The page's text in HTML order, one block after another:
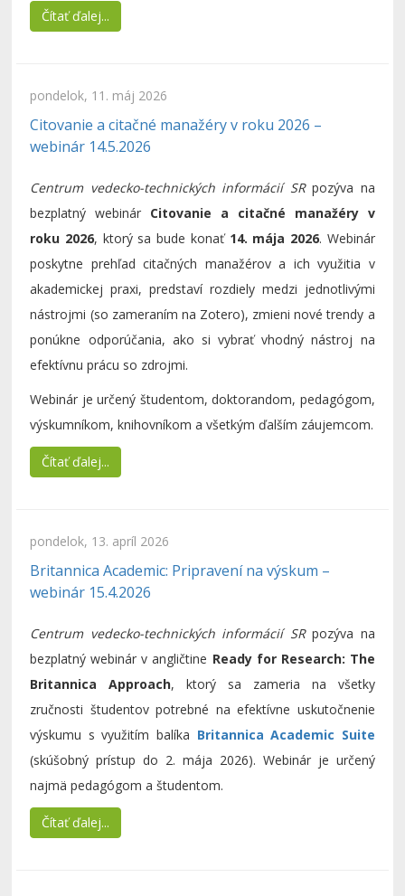
Čítať ďalej...
pondelok, 11. máj 2026
Citovanie a citačné manažéry v roku 2026 –
webinár 14.5.2026
Centrum vedecko-technických informácií SRpozýva na
bezplatný webinár Citovanie a citačné manažéry v
roku 2026, ktorý sa bude konať 14. mája 2026. Webinár
poskytne prehľad citačných manažérov a ich využitia v
akademickej praxi, predstaví rozdiely medzi jednotlivými
nástrojmi (so zameraním na Zotero), zmieni nové trendy a
ponúkne odporúčania, ako si vybrať vhodný nástroj na
efektívnu prácu so zdrojmi.
Webinár je určený študentom, doktorandom, pedagógom,
výskumníkom, knihovníkom a všetkým ďalším záujemcom.
Čítať ďalej...
pondelok, 13. apríl 2026
Britannica Academic: Pripravení na výskum –
webinár 15.4.2026
Centrum vedecko-technických informácií SRpozýva na
bezplatný webinár v angličtine Ready for Research: The
Britannica Approach, ktorý sa zameria na všetky
zručnosti študentov potrebné na efektívne uskutočnenie
výskumu s využitím balíka Britannica Academic Suite
(skúšobný prístup do 2. mája 2026). Webinár je určený
najmä pedagógom a študentom.
Čítať ďalej...